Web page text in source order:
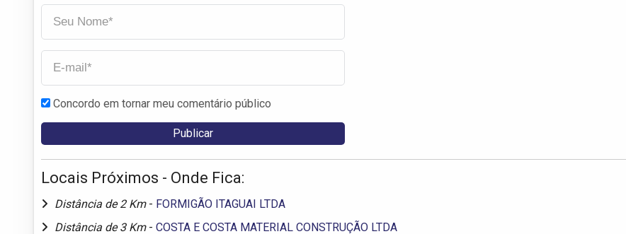
Concordo em tornar meu comentário público
Locais Próximos - Onde Fica:
Distância de 2 Km - FORMIGÃO ITAGUAI LTDA
Distância de 3 Km - COSTA E COSTA MATERIAL CONSTRUÇÃO LTDA